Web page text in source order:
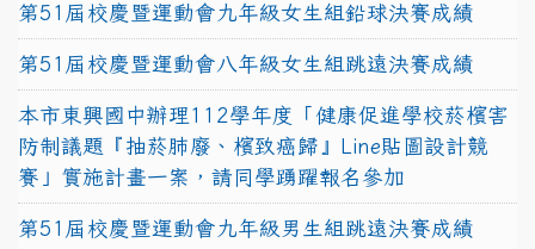
第51屆校慶暨運動會九年級女生組鉛球決賽成績
第51屆校慶暨運動會八年級女生組跳遠決賽成績
本市東興國中辦理112學年度「健康促進學校菸檳害
防制議題『抽菸肺廢、檳致癌歸』Line貼圖設計競
賽」實施計畫一案，請同學踴躍報名參加
第51屆校慶暨運動會九年級男生組跳遠決賽成績